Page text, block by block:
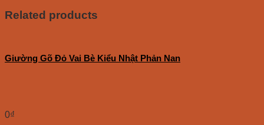
Related products
Giường Gõ Đỏ Vai Bè Kiểu Nhật Phản Nan
0₫